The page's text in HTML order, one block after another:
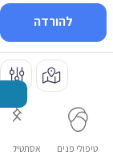
להורדה
טיפולי פנים אסתטיקה